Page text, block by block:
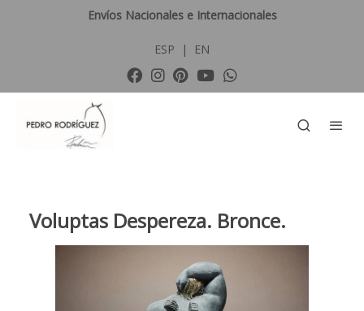
Envíos Nacionales e Internacionales
ESP | EN
Voluptas Despereza. Bronce.